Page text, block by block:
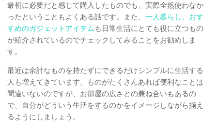
最初に必要だと感じて購入したものでも、実際全然使わなか
ったということもよくある話です。また、 一人暮らし、おす
すめのガジェットアイテム も日常生活にとても役に立つもの
が紹介されているのでチェックしてみることをお勧めしま
す。
最近は余計なものを持たずにできるだけシンプルに生活する
人も増えてきています。ものがたくさんあれば便利なことは
間違いないのですが、お部屋の広さとの兼ね合いもあるの
で、自分がどういう生活をするのかをイメージしながら揃え
るようにしましょう。